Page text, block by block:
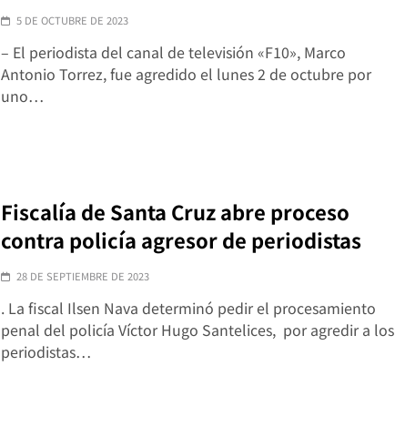
5 DE OCTUBRE DE 2023
– El periodista del canal de televisión «F10», Marco
Antonio Torrez, fue agredido el lunes 2 de octubre por
uno…
Fiscalía de Santa Cruz abre proceso
contra policía agresor de periodistas
28 DE SEPTIEMBRE DE 2023
. La fiscal Ilsen Nava determinó pedir el procesamiento
penal del policía Víctor Hugo Santelices, por agredir a los
periodistas…